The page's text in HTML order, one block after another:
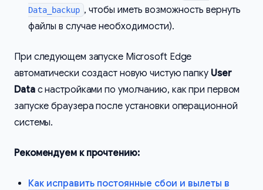
Data_backup , чтобы иметь возможность вернуть
файлы в случае необходимости).
При следующем запуске Microsoft Edge
автоматически создаст новую чистую папку User
Dataс настройками по умолчанию, как при первом
запуске браузера после установки операционной
системы.
Рекомендуем к прочтению:
Как исправить постоянные сбои и вылеты в